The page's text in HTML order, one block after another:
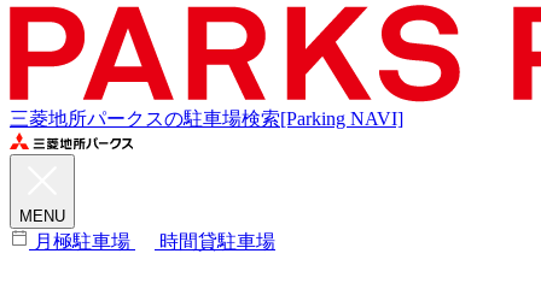
三菱地所パークスの駐車場検索[Parking NAVI]
MENU
月極駐車場 時間貸駐車場